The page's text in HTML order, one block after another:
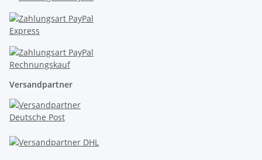
Versandpartner